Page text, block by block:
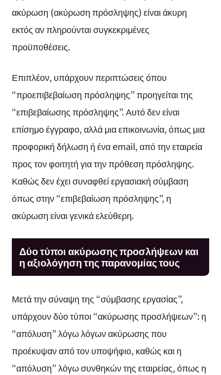
ακύρωση (ακύρωση πρόσληψης) είναι άκυρη
εκτός αν πληρούνται συγκεκριμένες
προϋποθέσεις.
Επιπλέον, υπάρχουν περιπτώσεις όπου
“προεπιβεβαίωση πρόσληψης” προηγείται της
“επιβεβαίωσης πρόσληψης”. Αυτό δεν είναι
επίσημο έγγραφο, αλλά μια επικοινωνία, όπως μια
προφορική δήλωση ή ένα email, από την εταιρεία
προς τον φοιτητή για την πρόθεση πρόσληψης.
Καθώς δεν έχει συναφθεί εργασιακή σύμβαση
όπως στην “επιβεβαίωση πρόσληψης”, η
ακύρωση είναι γενικά ελεύθερη.
Δύο τύποι ακύρωσης προσλήψεων και
η αξιολόγηση της παρανομίας τους
Μετά την σύναψη της “σύμβασης εργασίας”,
υπάρχουν δύο τύποι “ακύρωσης προσλήψεων”: η
“απόλυση” λόγω λόγων ακύρωσης που
προέκυψαν από τον υποψήφιο, καθώς και η
“απόλυση” λόγω συνθηκών της εταιρείας, όπως η